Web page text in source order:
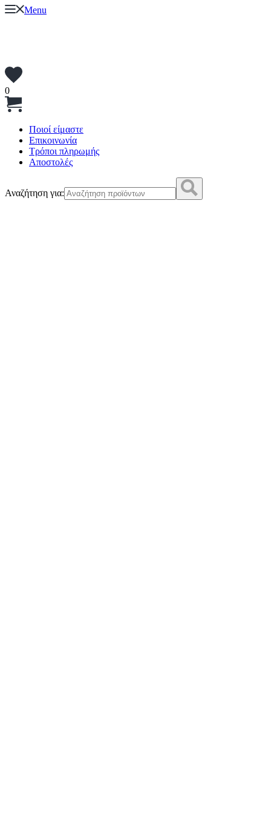
Menu
0
Ποιοί είμαστε
Επικοινωνία
Τρόποι πληρωμής
Αποστολές
Αναζήτηση για: